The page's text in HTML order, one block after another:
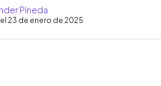
Pineda
23 de enero de 2025